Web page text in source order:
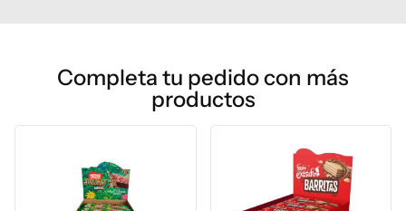
Completa tu pedido con más
productos